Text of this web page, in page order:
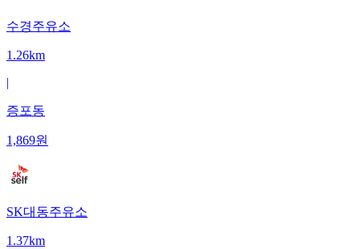
수경주유소
1.26km
|
증포동
1,869원
SK대동주유소
1.37km